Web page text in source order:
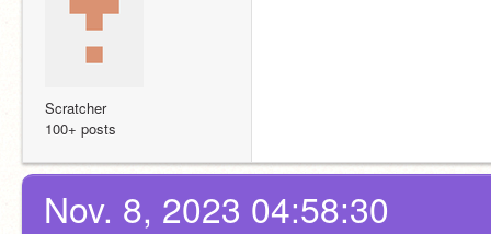
Scratcher
100+ posts
Nov. 8, 2023 04:58:30